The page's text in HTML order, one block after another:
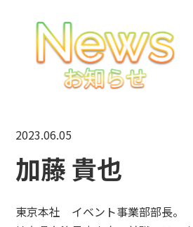
2023.06.05
加藤 貴也
東京本社 イベント事業部部長。